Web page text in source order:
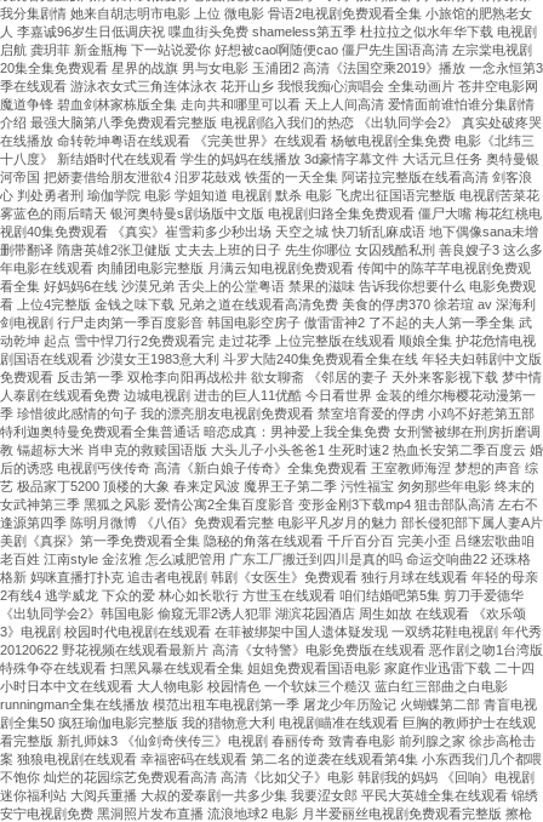
我分集剧情 她来自胡志明市电影 上位 微电影 骨语2电视剧免费观看全集 小旅馆的肥熟老女
人 李嘉诚96岁生日低调庆祝 喋血街头免费 shameless第五季 杜拉拉之似水年华下载 电视剧
启航 龚玥菲 新金瓶梅 下一站说爱你 好想被cao啊随便cao 僵尸先生国语高清 左宗棠电视剧
20集全集免费观看 星界的战旗 男与女电影 玉浦团2 高清《法国空乘2019》播放 一念永恒第3
季在线观看 游泳衣女式三角连体泳衣 花开山乡 我恨我痴心演唱会 全集动画片 苍井空电影网
魔道争锋 碧血剑林家栋版全集 走向共和哪里可以看 天上人间高清 爱情面前谁怕谁分集剧情
介绍 最强大脑第八季免费观看完整版 电视剧陷入我们的热恋 《出轨同学会2》 真实处破疼哭
在线播放 命转乾坤粤语在线观看 《完美世界》在线观看 杨敏电视剧全集免费 电影《北纬三
十八度》 新结婚时代在线观看 学生的妈妈在线播放 3d豪情字幕文件 大话元旦任务 奥特曼银
河帝国 把娇妻借给朋友泄欲4 汨罗花鼓戏 铁蛋的一天全集 阿诺拉完整版在线看高清 剑客浪
心 判处勇者刑 瑜伽学院 电影 学姐知道 电视剧 默杀 电影 飞虎出征国语完整版 电视剧苦菜花
雾蓝色的雨后晴天 银河奥特曼s剧场版中文版 电视剧归路全集免费观看 僵尸大嘴 梅花红桃电
视剧40集免费观看 《真实》崔雪莉多少秒出场 天空之城 快刀斩乱麻成语 地下偶像sana未增
删带翻译 隋唐英雄2张卫健版 丈夫去上班的日子 先生你哪位 女囚残酷私刑 善良嫂子3 这么多
年电影在线观看 肉脯团电影完整版 月满云知电视剧免费观看 传闻中的陈芊芊电视剧免费观
看全集 好妈妈6在线 沙漠兄弟 舌尖上的公堂粤语 禁果的滋味 告诉我你想要什么 电影免费观
看 上位4完整版 金钱之味下载 兄弟之道在线观看高清免费 美食的俘虏370 徐若瑄 av 深海利
剑电视剧 行尸走肉第一季百度影音 韩国电影空房子 傲雷雷神2 了不起的夫人第一季全集 武
动乾坤 起点 雪中悍刀行2免费观看完 走过花季 上位完整版在线观看 顺娘全集 护花危情电视
剧国语在线观看 沙漠女王1983意大利 斗罗大陆240集免费观看全集在线 年轻夫妇韩剧中文版
免费观看 反击第一季 双枪李向阳再战松井 欲女聊斋 《邻居的妻子 天外来客影视下载 梦中情
人泰剧在线观看免费 边城电视剧 进击的巨人11优酷 今日看世界 金装的维尔梅樱花动漫第一
季 珍惜彼此感情的句子 我的漂亮朋友电视剧免费观看 禁室培育爱的俘虏 小鸡不好惹第五部
特利迦奥特曼免费观看全集普通话 暗恋成真：男神爱上我全集免费 女刑警被绑在刑房折磨调
教 镉超标大米 肖申克的救赎国语版 大头儿子小头爸爸1 生死时速2 热血长安第二季百度云 婚
后的诱惑 电视剧丐侠传奇 高清《新白娘子传奇》全集免费观看 王室教师海涅 梦想的声音 综
艺 极品家丁5200 顶楼的大象 春来定风波 魔界王子第二季 污性福宝 匆匆那些年电影 终末的
女武神第三季 黑狐之风影 爱情公寓2全集百度影音 变形金刚3下载mp4 狙击部队高清 左右不
逢源第四季 陈明月微博 《八佰》免费观看完整 电影平凡岁月的魅力 部长侵犯部下属人妻A片
美剧《真探》第一季免费观看全集 隐秘的角落在线观看 千斤百分百 完美小歪 吕继宏歌曲咱
老百姓 江南style 金泫雅 怎么减肥管用 广东工厂搬迁到四川是真的吗 命运交响曲22 还珠格
格新 妈咪直播打扑克 追击者电视剧 韩剧《女医生》免费观看 独行月球在线观看 年轻的母亲
2有线4 逃学威龙 下众的爱 林心如长歌行 方世玉在线观看 咱们结婚吧第5集 剪刀手爱德华
《出轨同学会2》韩国电影 偷窥无罪2诱人犯罪 湖滨花园酒店 周生如故 在线观看 《欢乐颂
3》电视剧 校园时代电视剧在线观看 在菲被绑架中国人遗体疑发现 一双绣花鞋电视剧 年代秀
20120622 野花视频在线观看最新片 高清《女特警》电影免费版在线观看 恶作剧之吻1台湾版
特殊争夺在线观看 扫黑风暴在线观看全集 姐姐免费观看国语电影 家庭作业迅雷下载 二十四
小时日本中文在线观看 大人物电影 校园情色 一个软妹三个糙汉 蓝白红三部曲之白电影
runningman全集在线播放 模范出租车电视剧第一季 屠龙少年历险记 火蝴蝶第二部 青盲电视
剧全集50 疯狂瑜伽电影完整版 我的猎物意大利 电视剧瞄准在线观看 巨胸的教师护士在线观
看完整版 新扎师妹3 《仙剑奇侠传三》电视剧 春丽传奇 致青春电影 前列腺之家 徐步高枪击
案 独狼电视剧在线观看 幸福密码在线观看 第二名的逆袭在线观看第4集 小东西我们几个都喂
不饱你 灿烂的花园综艺免费观看高清 高清《比如父子》电影 韩剧我的妈妈 《回响》电视剧
迷你福利站 大阅兵重播 大叔的爱泰剧一共多少集 我要涩女郎 平民大英雄全集在线观看 锦绣
安宁电视剧免费 黑洞照片发布直播 流浪地球2 电影 月半爱丽丝电视剧免费观看完整版 擦枪